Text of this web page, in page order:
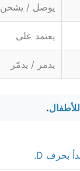
يوصل / يشحن
يعتمد على
يدمر / يدمّر
.للأطفال